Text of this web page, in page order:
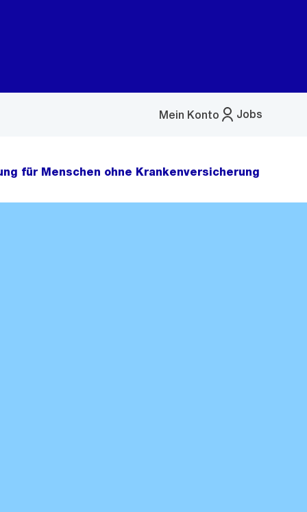
Jobs
Mein Konto
Menü
für Menschen ohne Krankenversicherung